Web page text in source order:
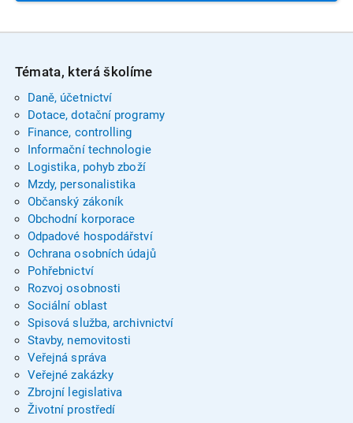
Témata, která školíme
Daně, účetnictví
Dotace, dotační programy
Finance, controlling
Informační technologie
Logistika, pohyb zboží
Mzdy, personalistika
Občanský zákoník
Obchodní korporace
Odpadové hospodářství
Ochrana osobních údajů
Pohřebnictví
Rozvoj osobnosti
Sociální oblast
Spisová služba, archivnictví
Stavby, nemovitosti
Veřejná správa
Veřejné zakázky
Zbrojní legislativa
Životní prostředí